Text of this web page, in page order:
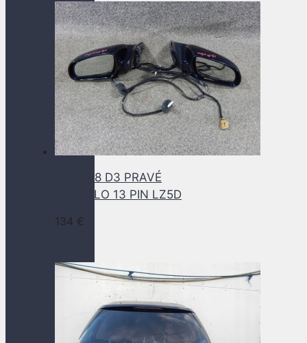
AUDI A8 D3 PRAVÉ
ZRKADLO 13 PIN LZ5D
134 €